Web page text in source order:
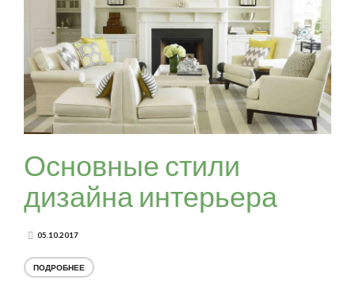
Основные стили
дизайна интерьера
05.10.2017
ПОДРОБНЕЕ